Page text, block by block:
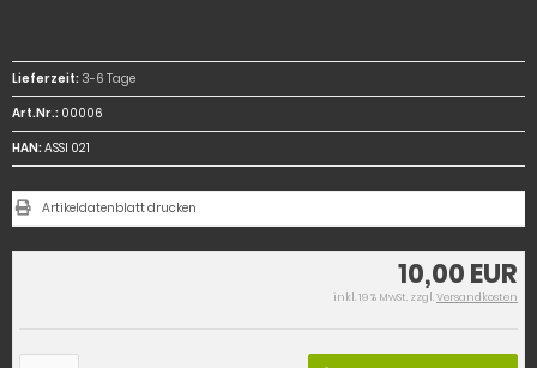
10,00 EUR
inkl. 19 % MwSt. zzgl.Versandkosten
Lieferzeit: 3-6 Tage
Art.Nr.: 00006
HAN:ASSI 021
Artikeldatenblatt drucken